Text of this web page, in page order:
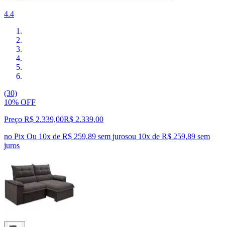
4.4
(30)
10% OFF
Preço R$ 2.339,00R$ 2.339,00
no Pix Ou 10x de R$ 259,89 sem jurosou 10x de R$ 259,89 sem
juros